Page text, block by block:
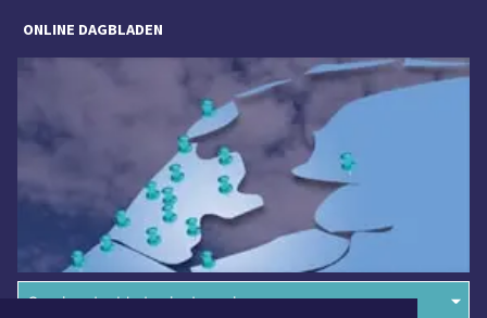
ONLINE DAGBLADEN
Overige dagbladen in de regio